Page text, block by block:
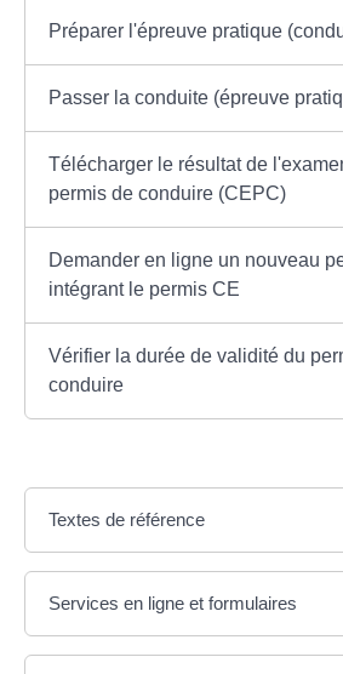
Préparer l'épreuve pratique
Passer la conduite (épreuve
Télécharger le résultat de
permis de conduire (CEPC)
Demander en ligne un nouveau
intégrant le permis CE
Vérifier la durée de validité du
conduire
Textes de référence
Services en ligne et formulaires